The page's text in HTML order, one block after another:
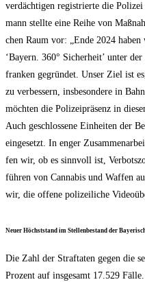
ver­däch­ti­gen regis­trier­te die
mann stell­te eine Rei­he von
chen Raum vor: „Ende 2024
‘Bay­ern. 360° Sicher­heit’ unter
fran­ken gegrün­det. Unser Ziel ist
zu ver­bes­sern, ins­be­son­de­re in
möch­ten die Poli­zei­prä­senz in
Auch geschlos­se­ne Ein­hei­ten der
ein­ge­setzt. In enger
fen wir, ob es sinn­voll ist,
füh­ren von Can­na­bis und Waf­fen
wir, die offe­ne poli­zei­li­che
Neu­er Höchst­stand im Stel­len­be­stand der
Die Zahl der Straf­ta­ten gegen die
Pro­zent auf ins­ge­samt 17.529